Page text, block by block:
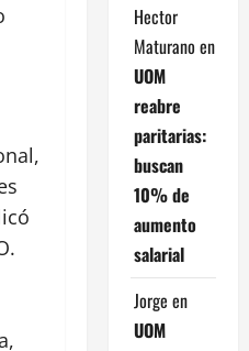
Hector
Maturano en
UOM
reabre
paritarias:
buscan
10% de
aumento
salarial
Jorge en
UOM